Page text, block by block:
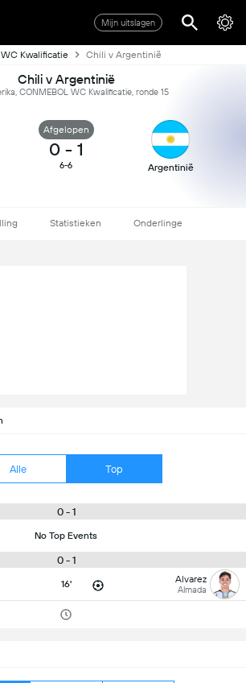
Mijn uitslagen
Kwalificatie Chili v Argentinië
Chili v Argentinië
CONMEBOL WC Kwalificatie, ronde 15
Afgelopen
0 - 1
6-6 Argentinië
Statistieken Onderlinge
Alle Top
0 - 1
No Top Events
0 - 1
16' Alvarez
Almada